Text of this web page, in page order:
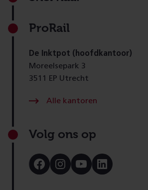
ProRail
De Inktpot (hoofdkantoor)
Moreelsepark 3
3511 EP Utrecht
Alle kantoren
Volg ons op
Bezoek
onze
Bezoek
onze
Bezoek
onze
Bezoek
onze